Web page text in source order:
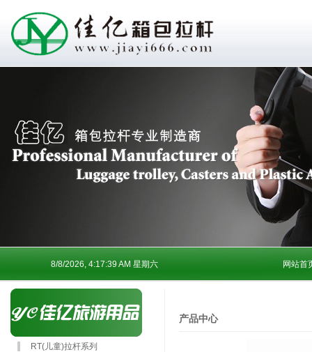
8/8/2026, 4:17:39 AM 星期六 网站首
RT(儿童)拉杆系列
产品中心